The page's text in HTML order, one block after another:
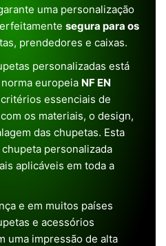
uma personalização
segura para os
prendedores e caixas.
personalizadas está
europeia NF EN
essenciais de
os materiais, o design,
das chupetas. Esta
personalizada
aplicáveis em toda a
e em muitos países
e acessórios
uma impressão de alta